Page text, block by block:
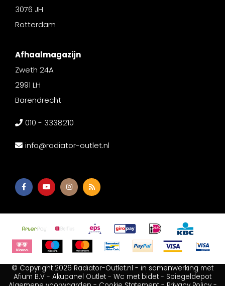
3076 JH
Rotterdam
Afhaalmagazijn
Zweth 24A
2991 LH
Barendrecht
010 - 3338210
info@radiator-outlet.nl
© Copyright 2026 Radiator-Outlet.nl - in samenwerking met
Afium B.V - Akupanel Outlet - Wc met bidet - Spiegeldepot